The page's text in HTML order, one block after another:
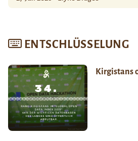
ENTSCHLÜSSELUNG
Kirgistans